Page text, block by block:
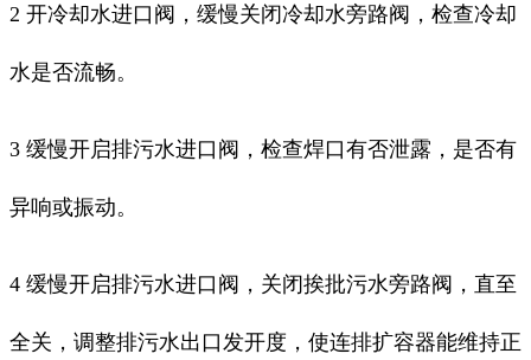
2 开冷却水进口阀，缓慢关闭冷却水旁路阀，检查冷却
水是否流畅。
3 缓慢开启排污水进口阀，检查焊口有否泄露，是否有
异响或振动。
4 缓慢开启排污水进口阀，关闭挨批污水旁路阀，直至
全关，调整排污水出口发开度，使连排扩容器能维持正